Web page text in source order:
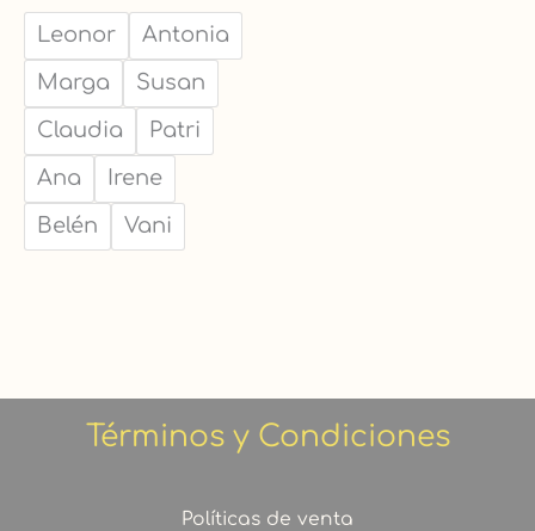
Leonor
Antonia
Marga
Susan
Claudia
Patri
Ana
Irene
Belén
Vani
Términos y Condiciones
Políticas de venta